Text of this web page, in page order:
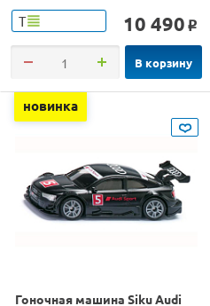
Т 10 490 o
В корзину
новинка
Гоночная машина Siku Audi